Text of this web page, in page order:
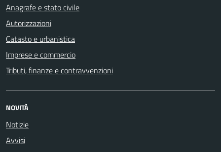
Anagrafe e stato civile
Autorizzazioni
Catasto e urbanistica
Imprese e commercio
Tributi, finanze e contravvenzioni
NOVITÀ
Notizie
Avvisi